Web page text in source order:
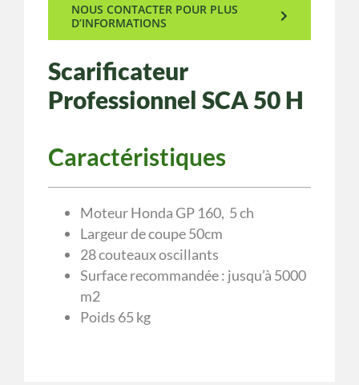
NOUS CONTACTER POUR PLUS
D’INFORMATIONS
Scarificateur
Professionnel SCA 50 H
Caractéristiques
Moteur Honda GP 160, 5 ch
Largeur de coupe 50cm
28 couteaux oscillants
Surface recommandée : jusqu’à 5000
m2
Poids 65 kg